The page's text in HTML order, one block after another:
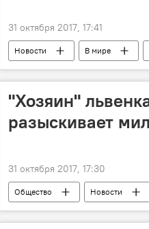
31 октября 2017, 17:41
Новости В мире
семья
супруги
"Хозяин"
разыскивает
31 октября 2017, 17:30
Общество Новости
Львенок в Бишкеке